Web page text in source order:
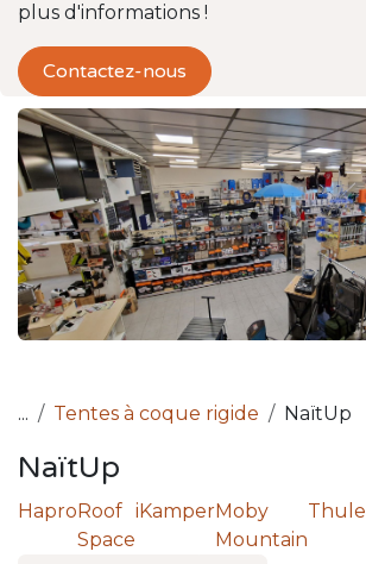
plus d'informations !
Contactez-nous
... Tentes à coque rigide NaïtUp
NaïtUp
Hapro Roof
Space
iKamperMoby
Mountain
Thule